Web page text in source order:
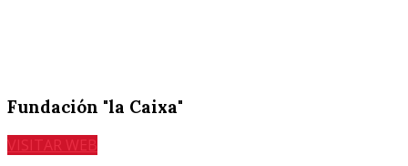
Fundación "la Caixa"
VISITAR WEB